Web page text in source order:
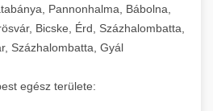
Pannonhalma, Bábolna,
Bicske, Érd, Százhalombatta,
Százhalombatta, Gyál
egész területe: